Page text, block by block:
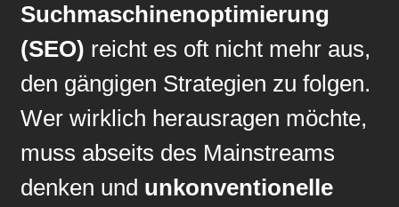
Suchmaschinenoptimierung
(SEO) reicht es oft nicht mehr aus,
den gängigen Strategien zu folgen.
Wer wirklich herausragen möchte,
muss abseits des Mainstreams
denken und unkonventionelle